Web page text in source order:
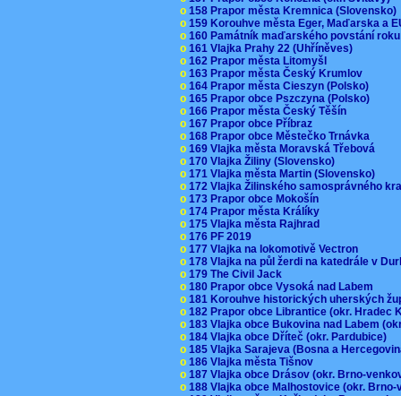
o 158 Prapor města Kremnica (Slovensko)
o 159 Korouhve města Eger, Maďarska a
o 160 Památník maďarského povstání
o 161 Vlajka Prahy 22 (Uhříněves)
o 162 Prapor města Litomyšl
o 163 Prapor města Český Krumlov
o 164 Prapor města Cieszyn (Polsko)
o 165 Prapor obce Pszczyna (Polsko)
o 166 Prapor města Český Těšín
o 167 Prapor obce Příbraz
o 168 Prapor obce Městečko Trnávka
o 169 Vlajka města Moravská Třebová
o 170 Vlajka Žiliny (Slovensko)
o 171 Vlajka města Martin (Slovensko)
o 172 Vlajka Žilinského samosprávného
o 173 Prapor obce Mokošín
o 174 Prapor města Králíky
o 175 Vlajka města Rajhrad
o 176 PF 2019
o 177 Vlajka na lokomotivě Vectron
o 178 Vlajka na půl žerdi na katedrále v
o 179 The Civil Jack
o 180 Prapor obce Vysoká nad Labem
o 181 Korouhve historických uherských
o 182 Prapor obce Librantice (okr. Hradec
o 183 Vlajka obce Bukovina nad Labem
o 184 Vlajka obce Dříteč (okr. Pardubice)
o 185 Vlajka Sarajeva (Bosna a
o 186 Vlajka města Tišnov
o 187 Vlajka obce Drásov (okr. Brno-
o 188 Vlajka obce Malhostovice (okr.